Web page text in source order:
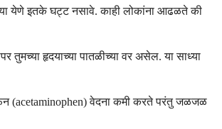
येणे इतके घट्ट नसावे. काही लोकांना आढळते की
हृदयाच्या पातळीच्या वर असेल. या साध्या
(acetaminophen) वेदना कमी करते परंतु जळजळ